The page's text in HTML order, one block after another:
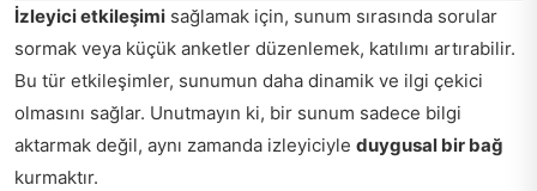
İzleyici etkileşimi sağlamak için, sunum sırasında sorular
sormak veya küçük anketler düzenlemek, katılımı artırabilir.
Bu tür etkileşimler, sunumun daha dinamik ve ilgi çekici
olmasını sağlar. Unutmayın ki, bir sunum sadece bilgi
aktarmak değil, aynı zamanda izleyiciyle duygusal bir bağ
kurmaktır.